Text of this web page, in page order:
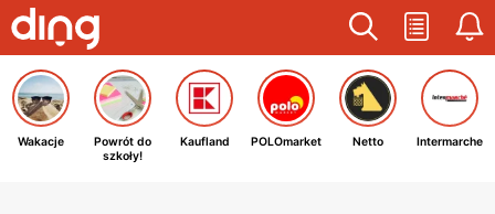
Wakacje
Powrót do
szkoły!
Kaufland POLOmarket Netto Intermarche